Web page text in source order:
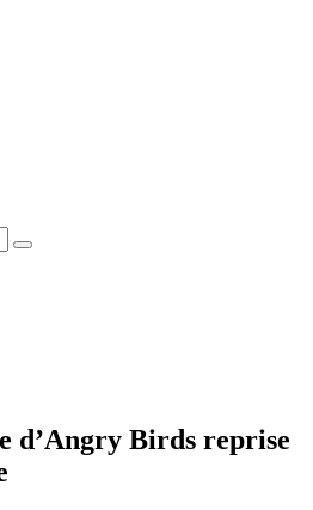
Rechercher
d’Angry Birds reprise